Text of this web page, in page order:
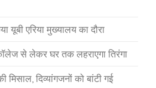
एरिया मुख्यालय का दौरा
से लेकर घर तक लहराएगा तिरंगा
मिसाल, दिव्यांगजनों को बांटी गई